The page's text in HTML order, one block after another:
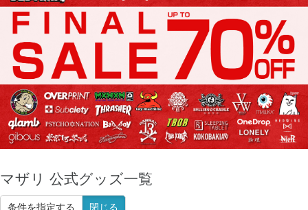
マザリ 公式グッズ一覧
条件を指定する 閉じる